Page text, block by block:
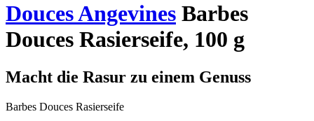
Douces Angevines Barbes
Douces Rasierseife, 100 g
Macht die Rasur zu einem Genuss
Barbes Douces Rasierseife